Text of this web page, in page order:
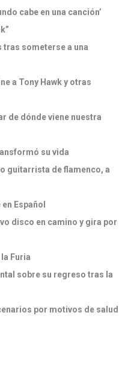
cabe en una canción’
someterse a una
a Tony Hawk y otras
de dónde viene nuestra
su vida
guitarrista de flamenco, a
Español
disco en camino y gira por
Furia
sobre su regreso tras la
por motivos de salud